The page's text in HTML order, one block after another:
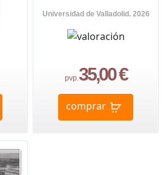
Universidad de Valladolid. 2026
pvp.35,00 €
comprar